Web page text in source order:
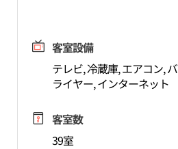
客室設備
テレビ, 冷蔵庫, エアコン,
ライヤー, インターネット
客室数
39室